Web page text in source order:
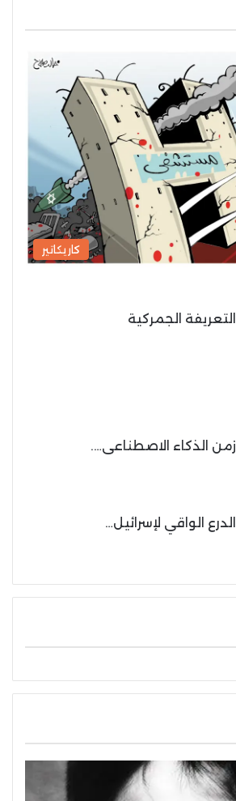
كاريكاتير
التعريفة الجمركية
زمن الذكاء الاصطناعى….
الدرع الواقي لإسرائيل…